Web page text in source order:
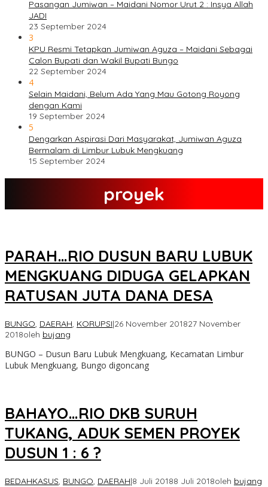
Pasangan Jumiwan – Maidani Nomor Urut 2 : Insya Allah
JADI
23 September 2024
3
KPU Resmi Tetapkan Jumiwan Aguza – Maidani Sebagai
Calon Bupati dan Wakil Bupati Bungo
22 September 2024
4
Selain Maidani, Belum Ada Yang Mau Gotong Royong
dengan Kami
19 September 2024
5
Dengarkan Aspirasi Dari Masyarakat, Jumiwan Aguza
Bermalam di Limbur Lubuk Mengkuang
15 September 2024
proyek
PARAH…RIO DUSUN BARU LUBUK
MENGKUANG DIDUGA GELAPKAN
RATUSAN JUTA DANA DESA
BUNGO, DAERAH, KORUPSI|26 November 201827 November
2018oleh bujang
BUNGO – Dusun Baru Lubuk Mengkuang, Kecamatan Limbur
Lubuk Mengkuang, Bungo digoncang
BAHAYO…RIO DKB SURUH
TUKANG, ADUK SEMEN PROYEK
DUSUN 1 : 6 ?
BEDAHKASUS, BUNGO, DAERAH|8 Juli 20188 Juli 2018oleh bujang